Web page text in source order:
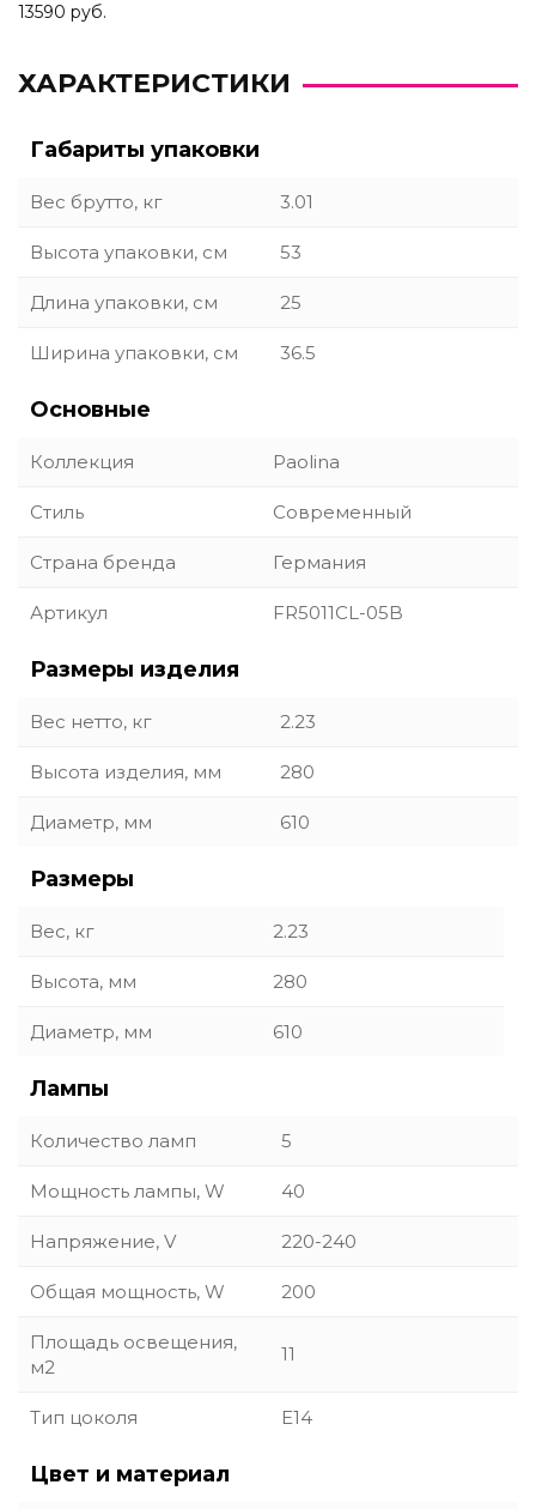
13590 руб.
ХАРАКТЕРИСТИКИ
Габариты упаковки
Вес брутто, кг 3.01
Высота упаковки, см 53
Длина упаковки, см 25
Ширина упаковки, см 36.5
Основные
Коллекция Paolina
Стиль Современный
Страна бренда Германия
Артикул FR5011CL-05B
Размеры изделия
Вес нетто, кг 2.23
Высота изделия, мм 280
Диаметр, мм 610
Размеры
Вес, кг 2.23
Высота, мм 280
Диаметр, мм 610
Лампы
Количество ламп 5
Мощность лампы, W 40
Напряжение, V 220-240
Общая мощность, W 200
Площадь освещения,
м2
11
Тип цоколя E14
Цвет и материал